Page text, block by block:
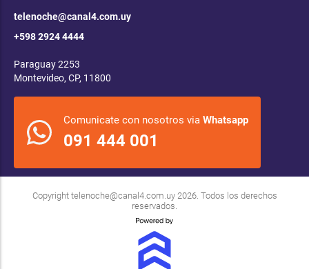
telenoche@canal4.com.uy
+598 2924 4444
Paraguay 2253
Montevideo, CP, 11800
Comunicate con nosotros via Whatsapp
091 444 001
Copyright telenoche@canal4.com.uy2026. Todos los derechos
reservados.